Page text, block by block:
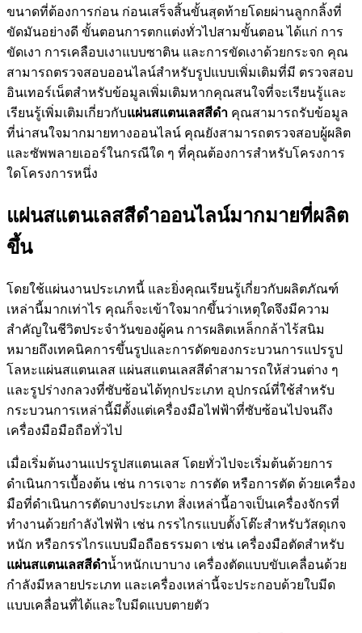
ขนาดที่ต้องการก่อน ก่อนเสร็จสิ้นขั้นสุดท้ายโดยผ่านลูกกลิ้งที่
ขัดมันอย่างดี ขั้นตอนการตกแต่งทั่วไปสามขั้นตอน ได้แก่ การ
ขัดเงา การเคลือบเงาแบบซาติน และการขัดเงาด้วยกระจก คุณ
สามารถตรวจสอบออนไลน์สำหรับรูปแบบเพิ่มเติมที่มี ตรวจสอบ
อินเทอร์เน็ตสำหรับข้อมูลเพิ่มเติมหากคุณสนใจที่จะเรียนรู้และ
เรียนรู้เพิ่มเติมเกี่ยวกับแผ่นสแตนเลสสีดำ คุณสามารถรับข้อมูล
ที่น่าสนใจมากมายทางออนไลน์ คุณยังสามารถตรวจสอบผู้ผลิต
และซัพพลายเออร์ในกรณีใด ๆ ที่คุณต้องการสำหรับโครงการ
ใดโครงการหนึ่ง
แผ่นสแตนเลสสีดำออนไลน์มากมายที่ผลิต
ขึ้น
โดยใช้แผ่นงานประเภทนี้ และยิ่งคุณเรียนรู้เกี่ยวกับผลิตภัณฑ์
เหล่านี้มากเท่าไร คุณก็จะเข้าใจมากขึ้นว่าเหตุใดจึงมีความ
สำคัญในชีวิตประจำวันของผู้คน การผลิตเหล็กกล้าไร้สนิม
หมายถึงเทคนิคการขึ้นรูปและการดัดของกระบวนการแปรรูป
โลหะแผ่นสแตนเลส แผ่นสแตนเลสสีดำสามารถให้ส่วนต่าง ๆ
และรูปร่างกลวงที่ซับซ้อนได้ทุกประเภท อุปกรณ์ที่ใช้สำหรับ
กระบวนการเหล่านี้มีตั้งแต่เครื่องมือไฟฟ้าที่ซับซ้อนไปจนถึง
เครื่องมือมือถือทั่วไป
เมื่อเริ่มต้นงานแปรรูปสแตนเลส โดยทั่วไปจะเริ่มต้นด้วยการ
ดำเนินการเบื้องต้น เช่น การเจาะ การตัด หรือการตัด ด้วยเครื่อง
มือที่ดำเนินการตัดบางประเภท สิ่งเหล่านี้อาจเป็นเครื่องจักรที่
ทำงานด้วยกำลังไฟฟ้า เช่น กรรไกรแบบตั้งโต๊ะสำหรับวัสดุเกจ
หนัก หรือกรรไกรแบบมือถือธรรมดา เช่น เครื่องมือตัดสำหรับ
แผ่นสแตนเลสสีดำน้ำหนักเบาบาง เครื่องตัดแบบขับเคลื่อนด้วย
กำลังมีหลายประเภท และเครื่องเหล่านี้จะประกอบด้วยใบมีด
แบบเคลื่อนที่ได้และใบมีดแบบตายตัว